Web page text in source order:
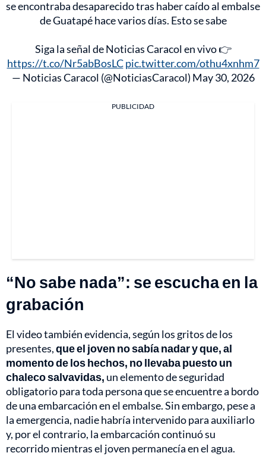
se encontraba desaparecido tras haber caído al embalse
de Guatapé hace varios días. Esto se sabe
Siga la señal de Noticias Caracol en vivo 👉
https://t.co/Nr5abBosLC pic.twitter.com/othu4xnhm7
— Noticias Caracol (@NoticiasCaracol) May 30, 2026
PUBLICIDAD
“No sabe nada”: se escucha en la
grabación
El video también evidencia, según los gritos de los
presentes,que el joven no sabía nadar y que, al
momento de los hechos, no llevaba puesto un
chaleco salvavidas, un elemento de seguridad
obligatorio para toda persona que se encuentre a bordo
de una embarcación en el embalse. Sin embargo, pese a
la emergencia, nadie habría intervenido para auxiliarlo
y, por el contrario, la embarcación continuó su
recorrido mientras el joven permanecía en el agua.